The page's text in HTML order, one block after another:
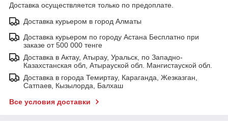
Доставка осуществляется только по предоплате.
Доставка курьером в город Алматы
Доставка курьером по городу Астана Бесплатно при
заказе от 500 000 тенге
Доставка в Актау, Атырау, Уральск, по Западно-
Казахстанская обл, Атырауской обл. Мангистауской обл.
Доставка в города Темиртау, Караганда, Жезказган,
Сатпаев, Кызылорда, Балхаш
Все условия доставки